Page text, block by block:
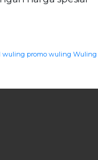
wuling promo wuling Wuling